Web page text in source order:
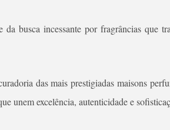
busca incessante por fragrâncias que
das mais prestigiadas maisons
unem excelência, autenticidade e